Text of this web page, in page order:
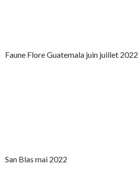
Faune Flore Guatemala juin juillet 2022
San Blas mai 2022